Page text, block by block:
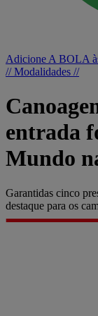
Adicione A BOLA
// Modalidades //
entrada
Mundo
Garantidas cinco
destaque para os